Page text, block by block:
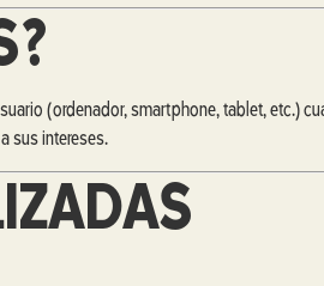
(ordenador, smartphone, tablet, etc.)
sus intereses.